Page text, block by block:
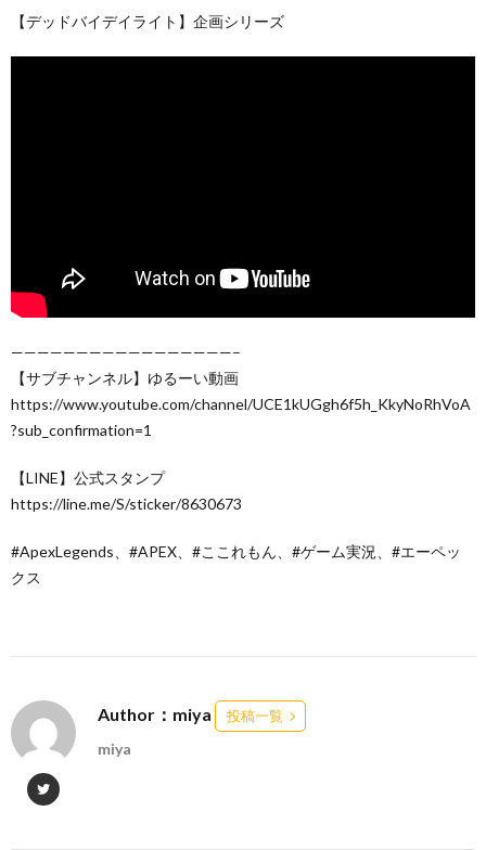
【デッドバイデイライト】企画シリーズ
—————————————————–
【サブチャンネル】ゆるーい動画
https://www.youtube.com/channel/UCE1kUGgh6f5h_KkyNoRhVoA
?sub_confirmation=1
【LINE】公式スタンプ
https://line.me/S/sticker/8630673
#ApexLegends、#APEX、#ここれもん、#ゲーム実況、#エーペッ
クス
Author：miya 投稿一覧
miya